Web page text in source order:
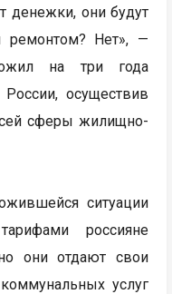
денежки, они будут
ремонтом? Нет», —
на три года
осуществив
сферы жилищно-
ситуации
россияне
они отдают свои
услуг